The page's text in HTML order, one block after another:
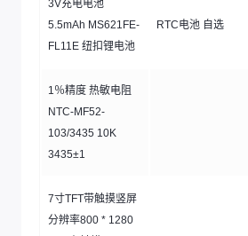
3V充电电池
5.5mAh MS621FE-
FL11E 纽扣锂电池
RTC电池 自选
1％精度 热敏电阻
NTC-MF52-
103/3435 10K
3435±1
7寸TFT带触摸竖屏
分辨率800 * 1280